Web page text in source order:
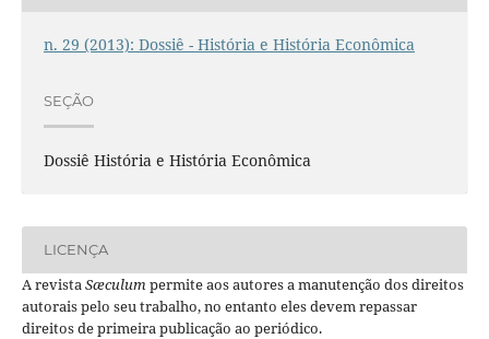
n. 29 (2013): Dossiê - História e História Econômica
SEÇÃO
Dossiê História e História Econômica
LICENÇA
A revistaSæculumpermite aos autores a manutenção dos direitos
autorais pelo seu trabalho, no entanto eles devem repassar
direitos de primeira publicação ao periódico.